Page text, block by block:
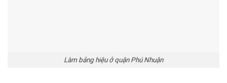
Làm bảng hiệu ở quận Phú Nhuận